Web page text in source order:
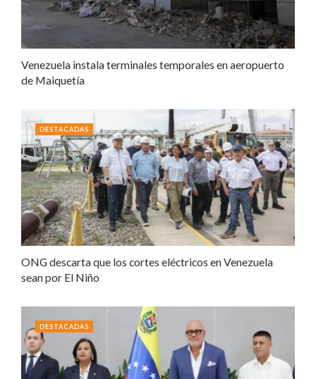
Venezuela instala terminales temporales en aeropuerto
de Maiquetía
ONG descarta que los cortes eléctricos en Venezuela
sean por El Niño
DESTACADAS
DESTACADAS